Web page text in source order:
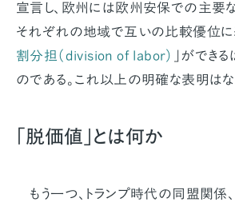
宣言し、欧州には欧州安保での主要
それぞれの地域で互いの比較優位に
割分担（division of labor）
」ができ
のである。これ以上の明確な表明はな
「脱価値」とは何か
もう一つ、トランプ時代の同盟関係、